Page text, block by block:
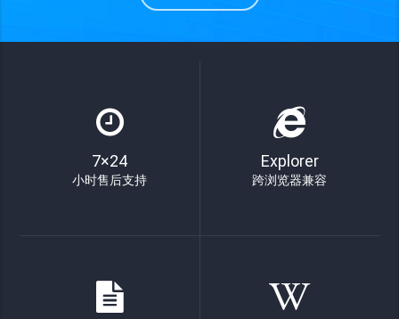
7×24
小时售后支持
Explorer
跨浏览器兼容